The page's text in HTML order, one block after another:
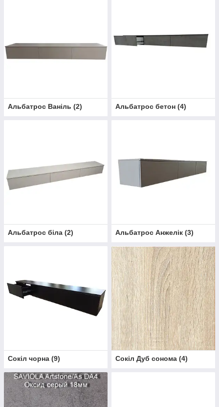
Альбатрос Ваніль (2) Альбатрос бетон (4)
Альбатрос біла (2) Альбатрос Анжелік (3)
Сокіл чорна (9) Сокіл Дуб сонома (4)